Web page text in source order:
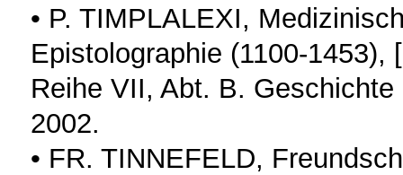
• P. TIMPLALEXI,
Epistolographie (1100-
Reihe VII, Abt. B.
2002.
• FR. TINNEFELD,